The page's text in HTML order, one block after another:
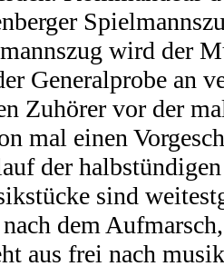
wird der
Generalprobe an
Zuhörer vor der
mal einen
der
sind
dem
aus frei nach